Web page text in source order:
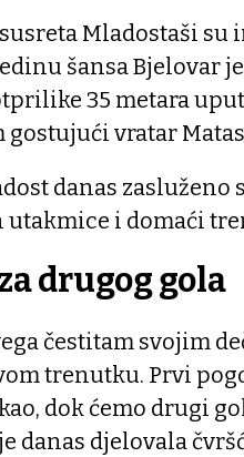
Mladostaši
šansa Bjelovar
35 metara
gostujući vratar
danas
utakmice i domaći
drugog gola
čestitam svojim
trenutku. Prvi
dok ćemo drugi
danas djelovala